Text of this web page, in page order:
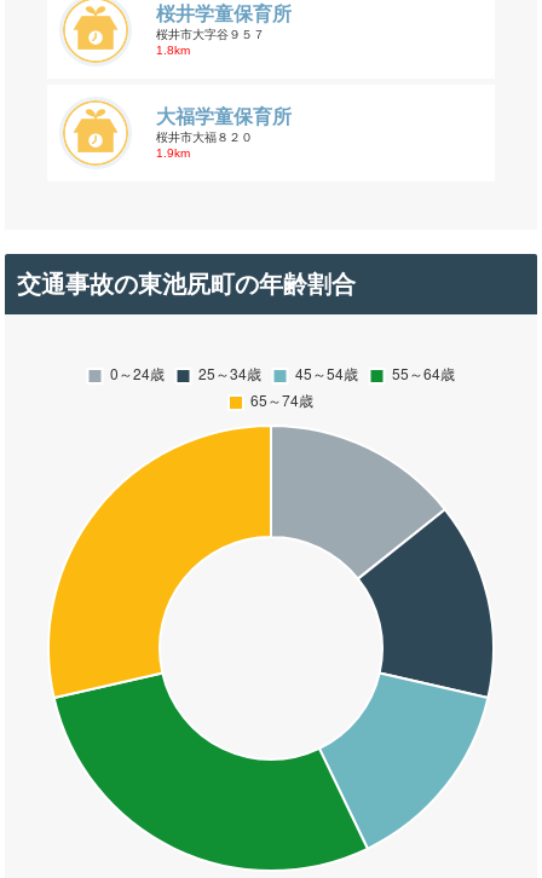
桜井学童保育所
桜井市大字谷９５７
1.8km
大福学童保育所
桜井市大福８２０
1.9km
交通事故の東池尻町の年齢割合